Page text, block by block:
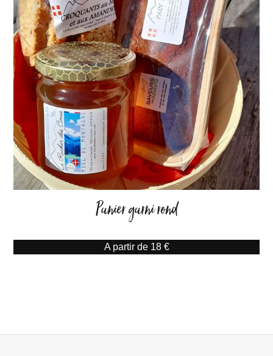
Panier garni rond
A partir de 18 €